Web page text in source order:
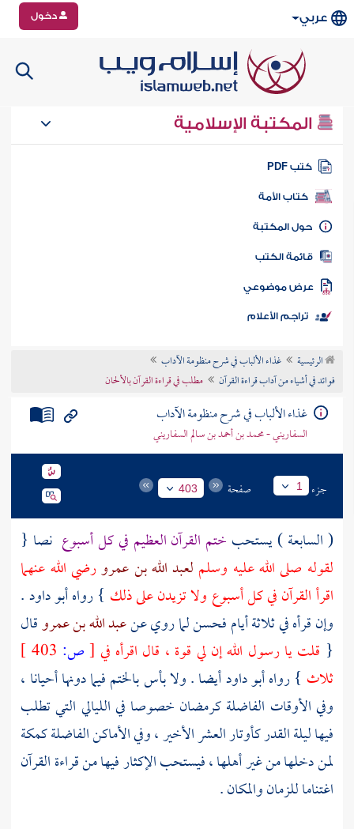
عربي دخول
المكتبة الإسلامية
كتب PDF
كتاب الأمة
المكتبة
الكتب
موضوعي
تراجم الأعلام
الرئيسية
غذاء الألباب في شرح منظومة الآداب
فوائد في أشياء من آداب قراءة القرآن
مطلب في قراءة القرآن بالألحان
غذاء الألباب في شرح منظومة الآداب
السفاريني - محمد بن أحمد بن سالم السفاريني
جزء 1 صفحة 403
( السابعة ) يستحب ختم القرآن العظيم في كل أسبوع نصا {
لقوله صلى الله عليه وسلم لعبد الله بن عمرورضي الله عنهما
اقرأ القرآن في كل أسبوع ولا تزيدن على ذلك } رواهأبو داود.
وإن قرأه في ثلاثة أيام فحسن لما روي عنعبد الله بن عمروقال
{ قلت يا رسول الله إن لي قوة ، قال اقرأه في [ص:
ثلاث } رواهأبو داودأيضا . ولا بأس بالختم فيما دونها أحيانا ،
وفي الأوقات الفاضلة كرمضان خصوصا في الليالي التي تطلب
فيها ليلة القدر كأوتار العشر الأخير ، وفي الأماكن الفاضلةكمكة
لمن دخلها من غير أهلها ، فيستحب الإكثار فيها من قراءة القرآن
اغتناما للزمان والمكان .